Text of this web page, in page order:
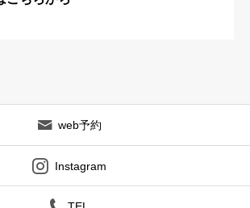
web予約
Instagram